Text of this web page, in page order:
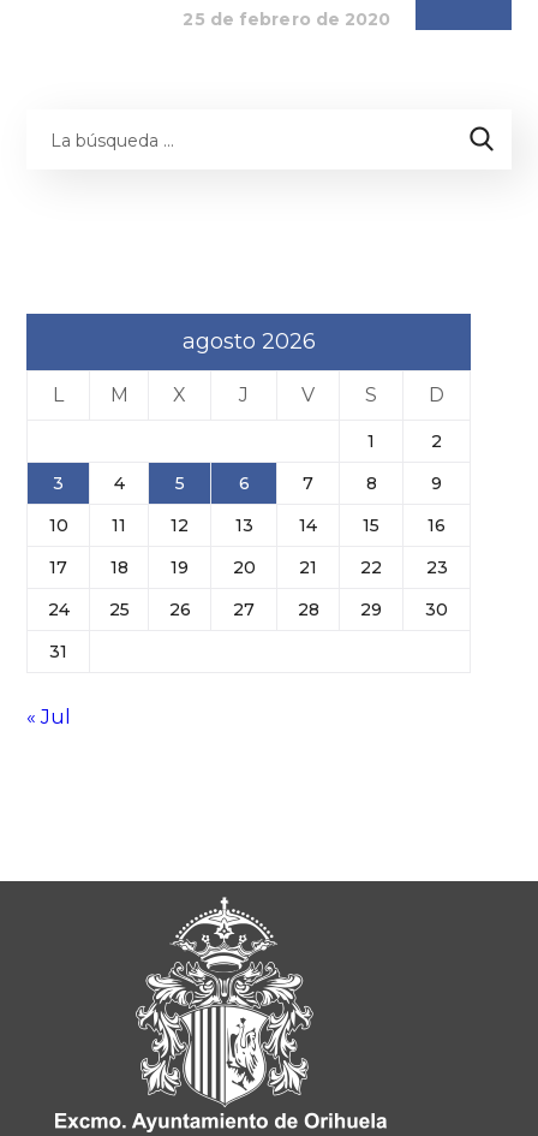
25 de febrero de 2020
agosto 2026
L M X J V S D
1
2
3
4 5 6 7 8
9
10
11 12 13 14 15
16
17
18 19 20 21 22
23
24
25 26 27 28 29
30
31
« Jul